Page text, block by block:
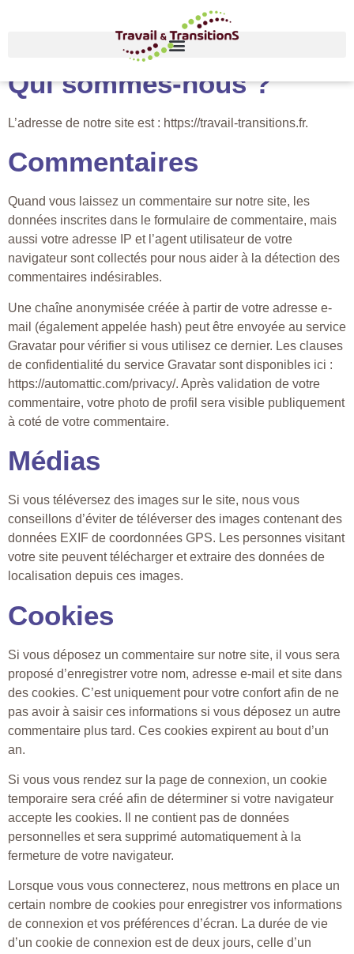
Qui sommes-nous ?
L’adresse de notre site est : https://travail-transitions.fr.
Commentaires
Quand vous laissez un commentaire sur notre site, les
données inscrites dans le formulaire de commentaire, mais
aussi votre adresse IP et l’agent utilisateur de votre
navigateur sont collectés pour nous aider à la détection des
commentaires indésirables.
Une chaîne anonymisée créée à partir de votre adresse e-
mail (également appelée hash) peut être envoyée au service
Gravatar pour vérifier si vous utilisez ce dernier. Les clauses
de confidentialité du service Gravatar sont disponibles ici :
https://automattic.com/privacy/. Après validation de votre
commentaire, votre photo de profil sera visible publiquement
à coté de votre commentaire.
Médias
Si vous téléversez des images sur le site, nous vous
conseillons d’éviter de téléverser des images contenant des
données EXIF de coordonnées GPS. Les personnes visitant
votre site peuvent télécharger et extraire des données de
localisation depuis ces images.
Cookies
Si vous déposez un commentaire sur notre site, il vous sera
proposé d’enregistrer votre nom, adresse e-mail et site dans
des cookies. C’est uniquement pour votre confort afin de ne
pas avoir à saisir ces informations si vous déposez un autre
commentaire plus tard. Ces cookies expirent au bout d’un
an.
Si vous vous rendez sur la page de connexion, un cookie
temporaire sera créé afin de déterminer si votre navigateur
accepte les cookies. Il ne contient pas de données
personnelles et sera supprimé automatiquement à la
fermeture de votre navigateur.
Lorsque vous vous connecterez, nous mettrons en place un
certain nombre de cookies pour enregistrer vos informations
de connexion et vos préférences d’écran. La durée de vie
d’un cookie de connexion est de deux jours, celle d’un